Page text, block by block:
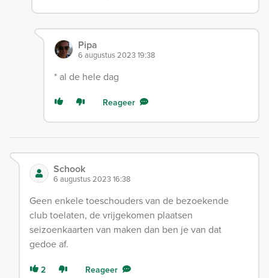
Pipa
6 augustus 2023 19:38
* al de hele dag
Reageer
Schook
6 augustus 2023 16:38
Geen enkele toeschouders van de bezoekende
club toelaten, de vrijgekomen plaatsen
seizoenkaarten van maken dan ben je van dat
gedoe af.
2 Reageer